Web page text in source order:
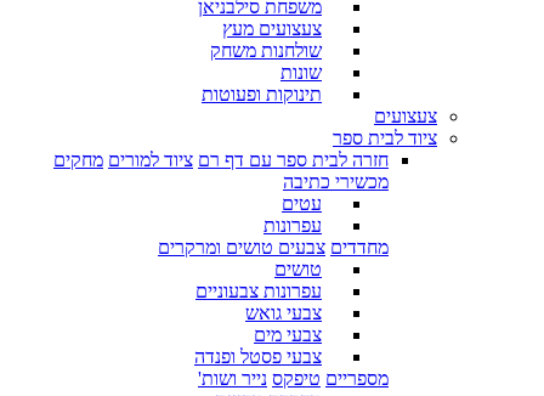
משפחת סילבניאן
צעצועים מעץ
שולחנות משחק
שונות
תינוקות ופעוטות
צעצועים
ציוד לבית ספר
חזרה לבית ספר עם דף רם ציוד למורים מחקים
מכשירי כתיבה
עטים
עפרונות
מחדדים צבעים טושים ומרקרים
טושים
עפרונות צבעוניים
צבעי גואש
צבעי מים
צבעי פסטל ופנדה
מספריים טיפקס נייר ושות'